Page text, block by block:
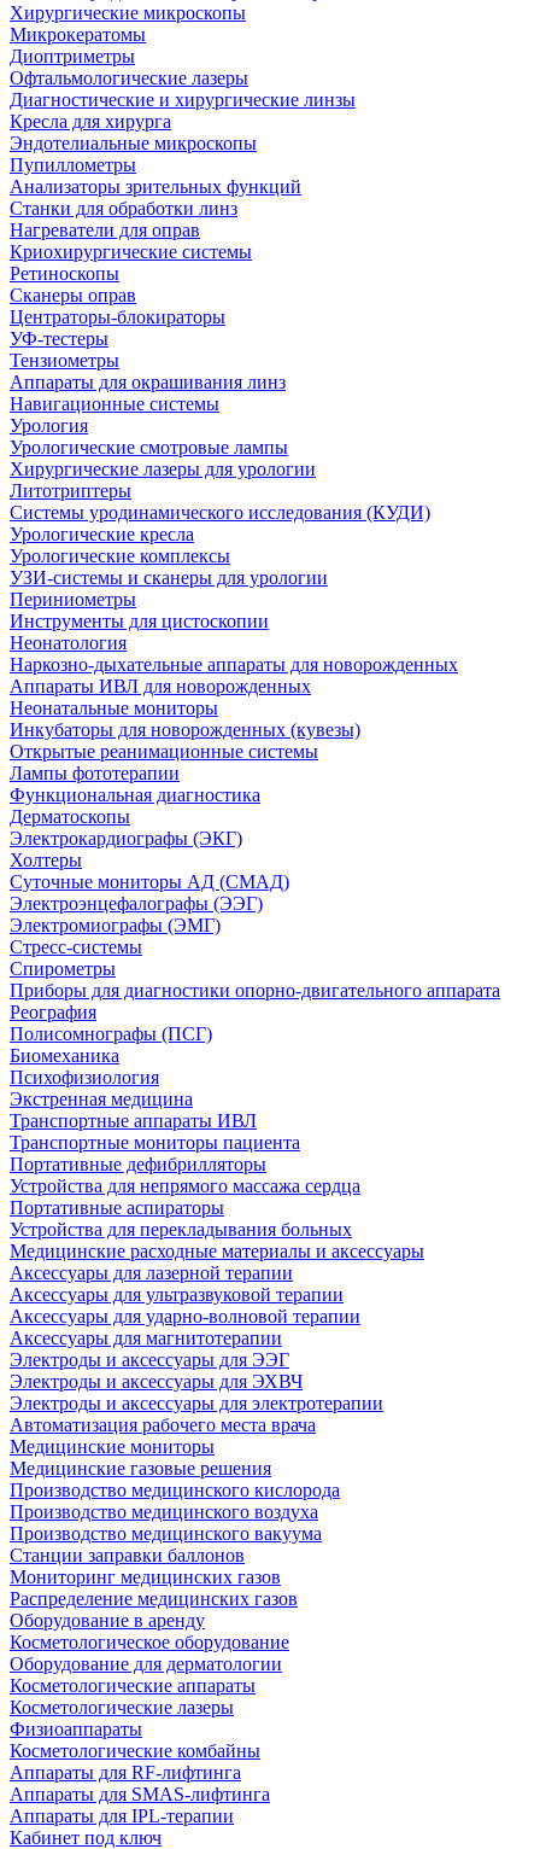
Хирургические микроскопы
Микрокератомы
Диоптриметры
Офтальмологические лазеры
Диагностические и хирургические линзы
Кресла для хирурга
Эндотелиальные микроскопы
Пупиллометры
Анализаторы зрительных функций
Станки для обработки линз
Нагреватели для оправ
Криохирургические системы
Ретиноскопы
Сканеры оправ
Центраторы-блокираторы
УФ-тестеры
Тензиометры
Аппараты для окрашивания линз
Навигационные системы
Урология
Урологические смотровые лампы
Хирургические лазеры для урологии
Литотриптеры
Системы уродинамического исследования (КУДИ)
Урологические кресла
Урологические комплексы
УЗИ-системы и сканеры для урологии
Периниометры
Инструменты для цистоскопии
Неонатология
Наркозно-дыхательные аппараты для новорожденных
Аппараты ИВЛ для новорожденных
Неонатальные мониторы
Инкубаторы для новорожденных (кувезы)
Открытые реанимационные системы
Лампы фототерапии
Функциональная диагностика
Дерматоскопы
Электрокардиографы (ЭКГ)
Холтеры
Суточные мониторы АД (СМАД)
Электроэнцефалографы (ЭЭГ)
Электромиографы (ЭМГ)
Стресс-системы
Спирометры
Приборы для диагностики опорно-двигательного аппарата
Реография
Полисомнографы (ПСГ)
Биомеханика
Психофизиология
Экстренная медицина
Транспортные аппараты ИВЛ
Транспортные мониторы пациента
Портативные дефибрилляторы
Устройства для непрямого массажа сердца
Портативные аспираторы
Устройства для перекладывания больных
Медицинские расходные материалы и аксессуары
Аксессуары для лазерной терапии
Аксессуары для ультразвуковой терапии
Аксессуары для ударно-волновой терапии
Аксессуары для магнитотерапии
Электроды и аксессуары для ЭЭГ
Электроды и аксессуары для ЭХВЧ
Электроды и аксессуары для электротерапии
Автоматизация рабочего места врача
Медицинские мониторы
Медицинские газовые решения
Производство медицинского кислорода
Производство медицинского воздуха
Производство медицинского вакуума
Станции заправки баллонов
Мониторинг медицинских газов
Распределение медицинских газов
Оборудование в аренду
Косметологическое оборудование
Оборудование для дерматологии
Косметологические аппараты
Косметологические лазеры
Физиоаппараты
Косметологические комбайны
Аппараты для RF-лифтинга
Аппараты для SMAS-лифтинга
Аппараты для IPL-терапии
Кабинет под ключ